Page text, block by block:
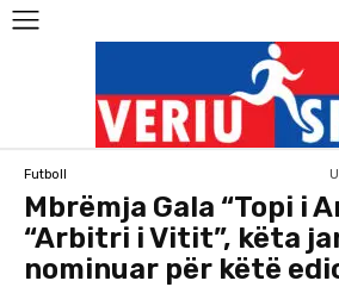
Futboll
Mbrëmja Gala “Topi i
“Arbitri i Vitit”, këta
nominuar për këtë